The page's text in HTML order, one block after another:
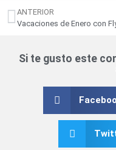
ANTERIOR
Si te gusto este